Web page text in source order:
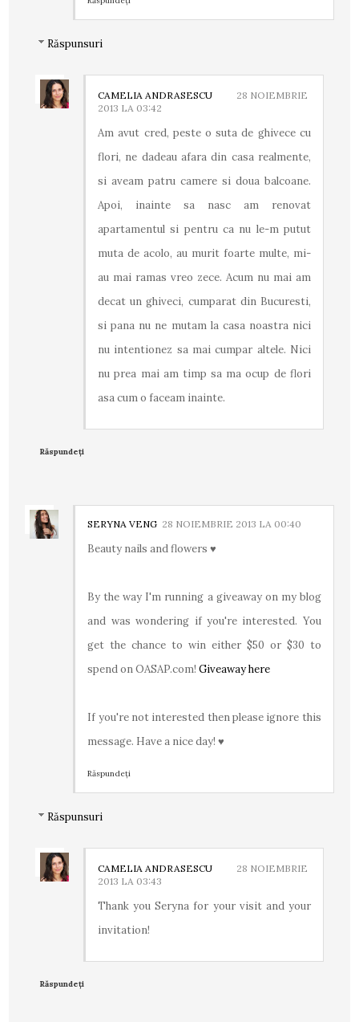
Răspunsuri
CAMELIA ANDRASESCU
28 NOIEMBRIE
2013 LA 03:42
Am avut cred, peste o suta de ghivece cu
flori, ne dadeau afara din casa realmente,
si aveam patru camere si doua balcoane.
Apoi, inainte sa nasc am renovat
apartamentul si pentru ca nu le-m putut
muta de acolo, au murit foarte multe, mi-
au mai ramas vreo zece. Acum nu mai am
decat un ghiveci, cumparat din Bucuresti,
si pana nu ne mutam la casa noastra nici
nu intentionez sa mai cumpar altele. Nici
nu prea mai am timp sa ma ocup de flori
asa cum o faceam inainte.
Răspundeți
SERYNA VENG 28 NOIEMBRIE 2013 LA 00:40
Beauty nails and flowers ♥
By the way I'm running a giveaway on my blog
and was wondering if you're interested. You
get the chance to win either $50 or $30 to
spend on OASAP.com!Giveaway here
If you're not interested then please ignore this
message. Have a nice day! ♥
Răspundeți
Răspunsuri
CAMELIA ANDRASESCU
28 NOIEMBRIE
2013 LA 03:43
Thank you Seryna for your visit and your
invitation!
Răspundeți